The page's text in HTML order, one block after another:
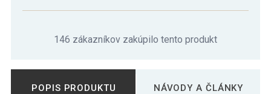
146 zákazníkov zakúpilo tento produkt
POPIS PRODUKTU NÁVODY A ČLÁNKY